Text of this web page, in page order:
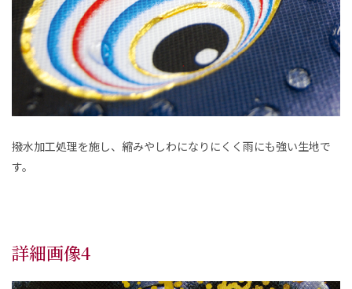
撥水加工処理を施し、縮みやしわになりにくく雨にも強い生地で
す。
詳細画像4